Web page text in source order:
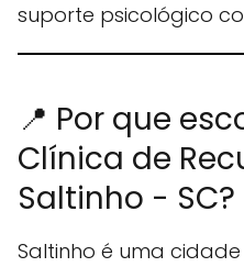
suporte psicológico
📍 Por que
Clínica de
Saltinho - SC?
Saltinho é uma